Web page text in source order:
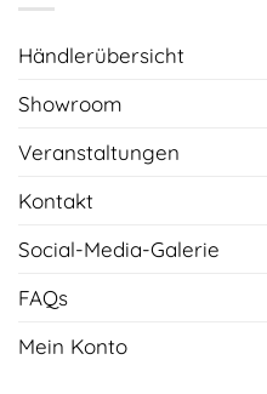
Händlerübersicht
Showroom
Veranstaltungen
Kontakt
Social-Media-Galerie
FAQs
Mein Konto